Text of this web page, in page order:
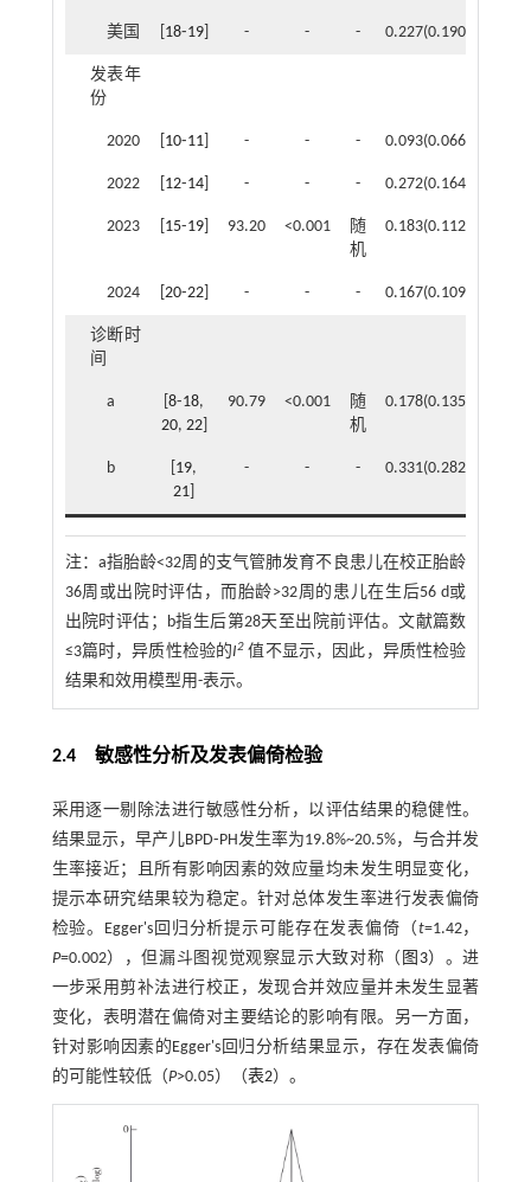
美国 18⁃19] - - - 0.227(0.190~0.265)
发表年
份
2020 10⁃11] - - - 0.093(0.066~0.123)
2022 12⁃14] - - - 0.272(0.164~0.396)
2023 15⁃19] 93.20 <0.001
随
机
0.183(0.112~0.266)
2024 20⁃22] - - - 0.167(0.109~0.234)
诊断时
间
a [8⁃18,
20, 22]
90.79 <0.001
随
机
0.178(0.135~0.222)
b 19,
21
- - - 0.331(0.282~0.373)
注： a指胎龄<32周的支气管肺发育不良患儿在校正胎龄
36周或出院时评估，而胎龄>32周的患儿在生后56 d或
出院时评估；b指生后第28天至出院前评估。文献篇数
≤3篇时，异质性检验的I2 值不显示，因此，异质性检验
结果和效用模型用-表示。
2.4 敏感性分析及发表偏倚检验
采用逐一剔除法进行敏感性分析，以评估结果的稳健性。
结果显示，早产儿BPD⁃PH发生率为19.8%~20.5%，与合并发
生率接近；且所有影响因素的效应量均未发生明显变化，
提示本研究结果较为稳定。针对总体发生率进行发表偏倚
检验。Egger's回归分析提示可能存在发表偏倚（t=1.42，
P=0.002），但漏斗图视觉观察显示大致对称（ 图3）。进
一步采用剪补法进行校正，发现合并效应量并未发生显著
变化，表明潜在偏倚对主要结论的影响有限。另一方面，
针对影响因素的Egger's回归分析结果显示，存在发表偏倚
的可能性较低（P>0.05）（表2）。